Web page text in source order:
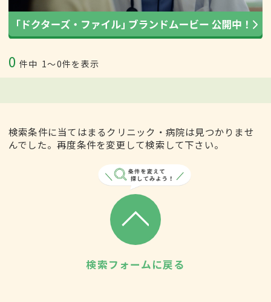
0 件中 1〜0件を表示
検索条件に当てはまるクリニック・病院は見つかりませ
んでした。再度条件を変更して検索して下さい。
検索フォームに戻る